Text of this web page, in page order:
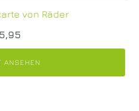
von Räder
5,95
ANSEHEN